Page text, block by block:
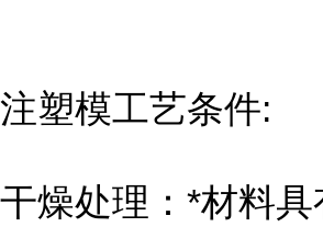
注塑模工艺条件:
干燥处理：*材料具